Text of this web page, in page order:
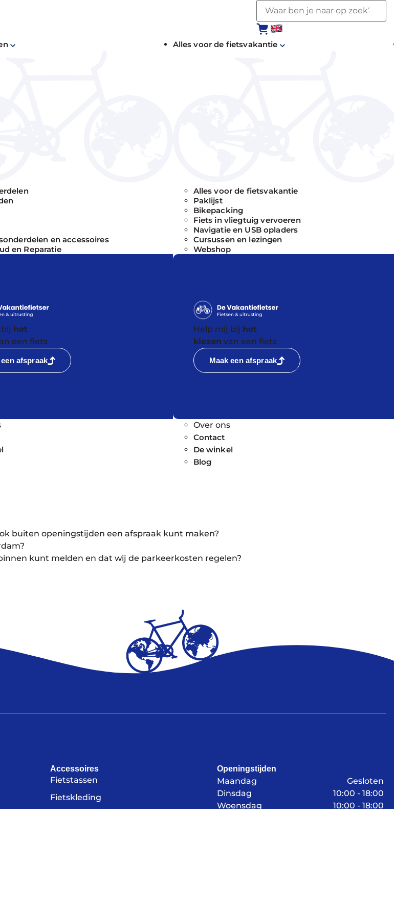
en accessoires
en Reparatie
het
een fiets
een afspraak
Alles voor de fietsvakantie
Alles voor de fietsvakantie
Paklijst
Bikepacking
Fiets in vliegtuig vervoeren
Navigatie en USB opladers
Cursussen en lezingen
Webshop
Help mij bij het
kiezen van een fiets
Maak een afspraak
Over ons
Contact
De winkel
Blog
buiten openingstijden een afspraak kunt maken?
kunt melden en dat wij de parkeerkosten regelen?
Accessoires
Fietstassen
Fietskleding
Openingstijden
Maandag
Gesloten
Dinsdag
10:00 - 18:00
Woensdag
10:00 - 18:00